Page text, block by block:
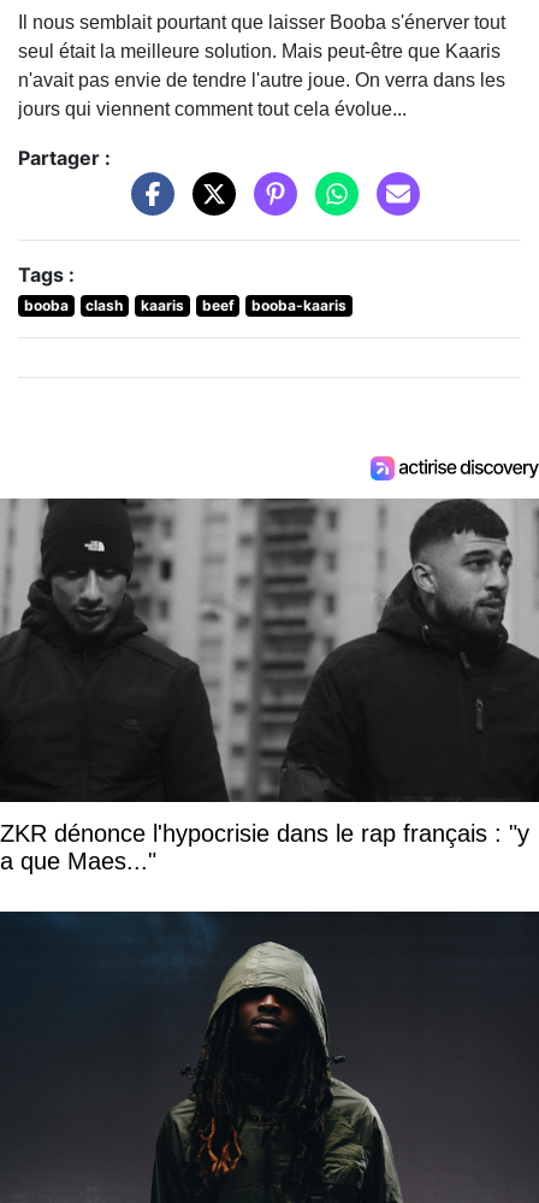
Il nous semblait pourtant que laisser Booba s'énerver tout
seul était la meilleure solution. Mais peut-être que Kaaris
n'avait pas envie de tendre l'autre joue. On verra dans les
jours qui viennent comment tout cela évolue...
Partager :
Tags :
booba clash kaaris beef booba-kaaris
ZKR dénonce l'hypocrisie dans le rap français : "y
a que Maes..."